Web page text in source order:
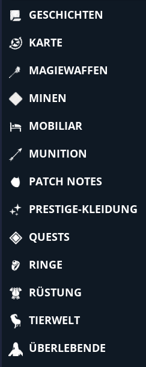
GESCHICHTEN
KARTE
MAGIEWAFFEN
MINEN
MOBILIAR
MUNITION
PATCH NOTES
PRESTIGE-KLEIDUNG
QUESTS
RINGE
RÜSTUNG
TIERWELT
ÜBERLEBENDE